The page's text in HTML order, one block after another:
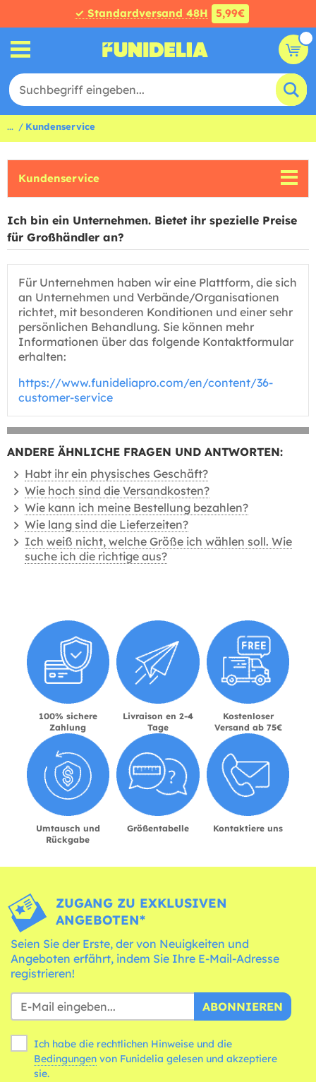
✓ Standardversand 48H 5,99€
... Kundenservice
Kundenservice
Ich bin ein Unternehmen. Bietet ihr spezielle Preise
für Großhändler an?
Für Unternehmen haben wir eine Plattform, die sich
an Unternehmen und Verbände/Organisationen
richtet, mit besonderen Konditionen und einer sehr
persönlichen Behandlung. Sie können mehr
Informationen über das folgende Kontaktformular
erhalten:
https://www.funideliapro.com/en/content/36-
customer-service
ANDERE ÄHNLICHE FRAGEN UND ANTWORTEN:
Habt ihr ein physisches Geschäft?
Wie hoch sind die Versandkosten?
Wie kann ich meine Bestellung bezahlen?
Wie lang sind die Lieferzeiten?
Ich weiß nicht, welche Größe ich wählen soll. Wie
suche ich die richtige aus?
100% sichere
Zahlung
Livraison en 2-4
Tage
Kostenloser
Versand ab 75€
Umtausch und
Rückgabe
Größentabelle Kontaktiere uns
ZUGANG ZU EXKLUSIVEN
ANGEBOTEN*
Seien Sie der Erste, der von Neuigkeiten und
Angeboten erfährt, indem Sie Ihre E-Mail-Adresse
registrieren!
ABONNIEREN
Ich habe die rechtlichen Hinweise und die
Bedingungen
sie.